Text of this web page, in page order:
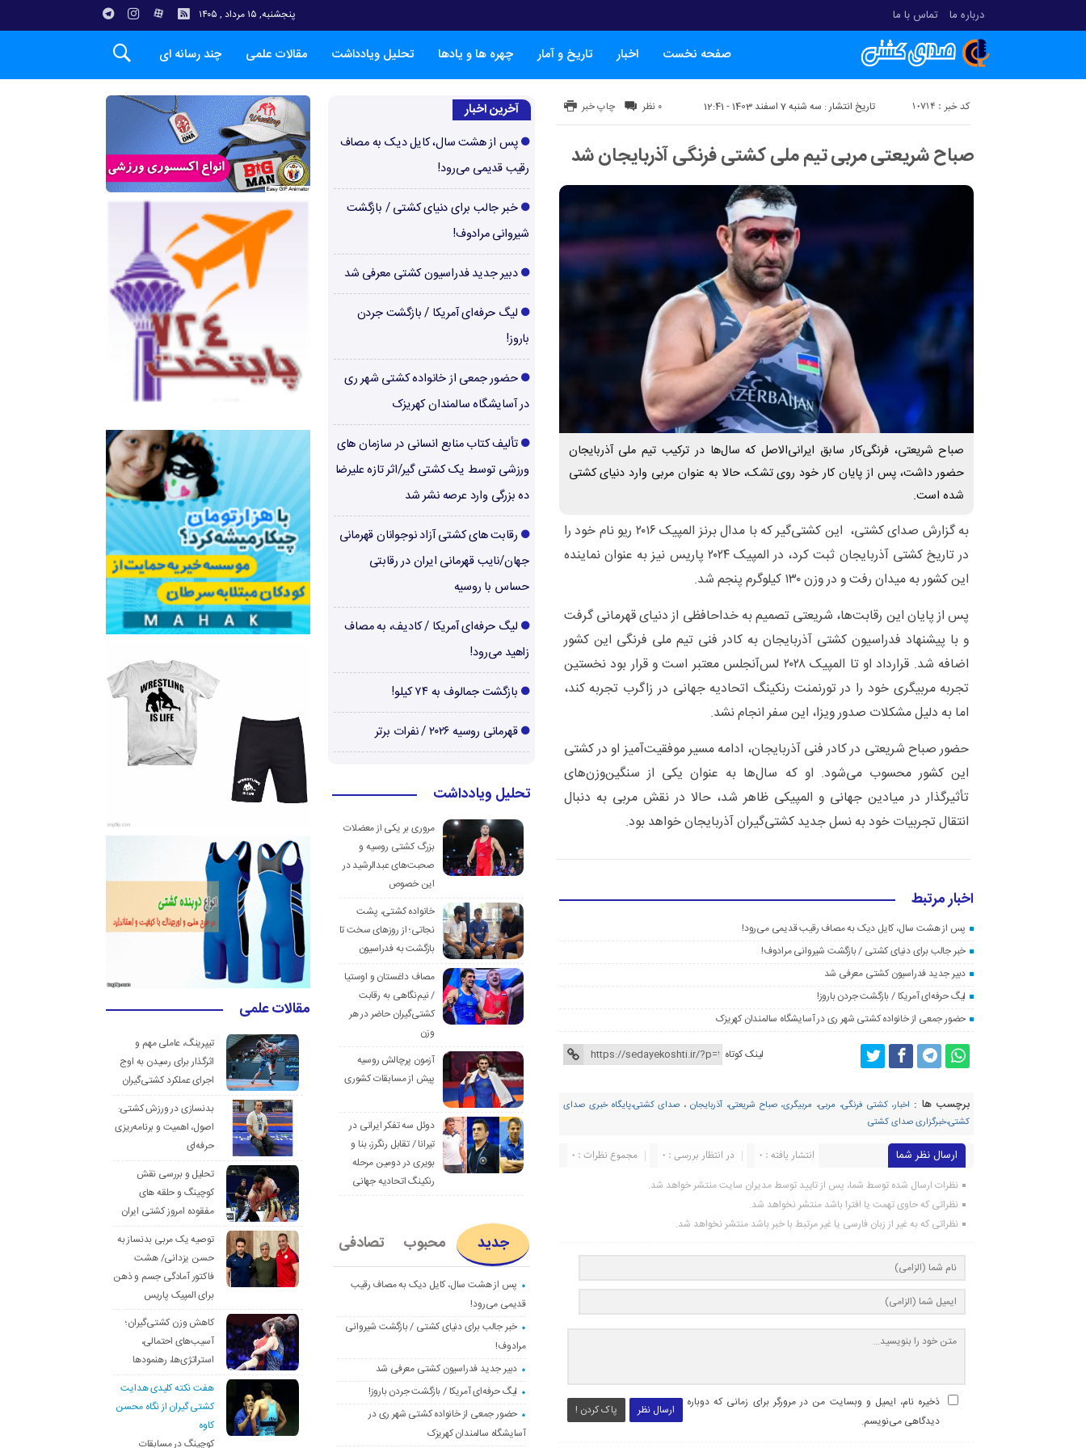
درباره ما تماس با ما پنجشنبه, ۱۵ مرداد , ۱۴۰۵
صفحه نخست اخبار تاریخ و آمار چهره ها و یادها تحلیل ویادداشت مقالات علمی چند رسانه ای
تاریخ انتشار : سه شنبه 7 اسفند 1403 - 12:41 کد خبر : 10714 چاپ خبر ۰ نظر
صباح شریعتی مربی تیم ملی کشتی فرنگی آذربایجان شد
صباح شریعتی، فرنگی‌کار سابق ایرانی‌الاصل که سال‌ها در ترکیب تیم ملی آذربایجان
حضور داشت، پس از پایان کار خود روی تشک، حالا به عنوان مربی وارد دنیای کشتی
شده است.
به گزارش صدای کشتی، این کشتی‌گیر که با مدال برنز المپیک ۲۰۱۶ ریو نام خود را
در تاریخ کشتی آذربایجان ثبت کرد، در المپیک ۲۰۲۴ پاریس نیز به عنوان نماینده
این کشور به میدان رفت و در وزن ۱۳۰ کیلوگرم پنجم شد.
پس از پایان این رقابت‌ها، شریعتی تصمیم به خداحافظی از دنیای قهرمانی گرفت
و با پیشنهاد فدراسیون کشتی آذربایجان به کادر فنی تیم ملی فرنگی این کشور
اضافه شد. قرارداد او تا المپیک ۲۰۲۸ لس‌آنجلس معتبر است و قرار بود نخستین
تجربه مربیگری خود را در تورنمنت رنکینگ اتحادیه جهانی در زاگرب تجربه کند،
اما به دلیل مشکلات صدور ویزا، این سفر انجام نشد.
حضور صباح شریعتی در کادر فنی آذربایجان، ادامه مسیر موفقیت‌آمیز او در کشتی
این کشور محسوب می‌شود. او که سال‌ها به عنوان یکی از سنگین‌وزن‌های
تأثیرگذار در میادین جهانی و المپیکی ظاهر شد، حالا در نقش مربی به دنبال
انتقال تجربیات خود به نسل جدید کشتی‌گیران آذربایجان خواهد بود.
اخبار مرتبط
پس از هشت سال، کایل دیک به مصاف رقیب قدیمی می‌رود!
خبر جالب برای دنیای کشتی / بازگشت شیروانی مرادوف!
دبیر جدید فدراسیون کشتی معرفی شد
لیگ حرفه‌ای آمریکا / بازگشت جردن باروز!
حضور جمعی از خانواده کشتی شهر ری در آسایشگاه سالمندان کهریزک
لینک کوتاه
برچسب ها : اخبار، کشتی فرنگی، مربی، مربیگری، صباح شریعتی، آذربایجان ، صدای کشتی،پایگاه خبری صدای
کشتی،خبرگزاری صدای کشتی
ارسال نظر شما مجموع نظرات : 0 در انتظار بررسی : 0 انتشار یافته : ۰
نظرات ارسال شده توسط شما، پس از تایید توسط مدیران سایت منتشر خواهد شد.
نظراتی که حاوی تهمت یا افترا باشد منتشر نخواهد شد.
نظراتی که به غیر از زبان فارسی یا غیر مرتبط با خبر باشد منتشر نخواهد شد.
ارسال نظر پاک کردن !
ذخیره نام، ایمیل و وبسایت من در مرورگر برای زمانی که دوباره
دیدگاهی می‌نویسم.
آخرین اخبار
پس از هشت سال، کایل دیک به مصاف
رقیب قدیمی می‌رود!
خبر جالب برای دنیای کشتی / بازگشت
شیروانی مرادوف!
دبیر جدید فدراسیون کشتی معرفی شد
لیگ حرفه‌ای آمریکا / بازگشت جردن
باروز!
حضور جمعی از خانواده کشتی شهر ری
در آسایشگاه سالمندان کهریزک
تألیف کتاب منابع انسانی در سازمان های
ورزشی توسط یک کشتی گیر/اثر تازه علیرضا
ده بزرگی وارد عرصه نشر شد
رقابت های کشتی آزاد نوجوانان قهرمانی
جهان/نایب قهرمانی ایران در رقابتی
حساس با روسیه
لیگ حرفه‌ای آمریکا / کادیف، به مصاف
زاهید می‌رود!
بازگشت جمالوف به ۷۴ کیلو!
قهرمانی روسیه ۲۰۲۶ / نفرات برتر
تحلیل ویادداشت
مروری بر یکی از معضلات
بزرگ کشتی روسیه و
صحبت‌های عبدالرشید در
این خصوص
خانواده کشتی، پشت
نجاتی؛ از روزهای سخت تا
بازگشت به فدراسیون
مصاف داغستان و اوستیا
/ نیم‌نگاهی به رقابت
کشتی‌گیران حاضر در هر
وزن
آزمون پرچالش روسیه
پیش از مسابقات کشوری
دوئل سه تفکر ایرانی در
تیرانا / تقابل رنگرز، بنا و
بویری در دومین مرحله
رنکینگ اتحادیه جهانی
جدید محبوب تصادفی
پس از هشت سال، کایل دیک به مصاف رقیب
قدیمی می‌رود!
خبر جالب برای دنیای کشتی / بازگشت شیروانی
مرادوف!
دبیر جدید فدراسیون کشتی معرفی شد
لیگ حرفه‌ای آمریکا / بازگشت جردن باروز!
حضور جمعی از خانواده کشتی شهر ری در
آسایشگاه سالمندان کهریزک
مقالات علمی
تیپرینگ، عاملی مهم و
اثرگذار برای رسیدن به اوج
اجرای عملکرد کشتی‌گیران
بدنسازی در ورزش کشتی:
اصول، اهمیت و برنامه‌ریزی
حرفه‌ای
تحلیل و بررسی نقش
کوچینگ و حلقه های
مفقوده امروز کشتی ایران
توصیه یک مربی بدنساز به
حسن یزدانی/ هشت
فاکتور آمادگی جسم و ذهن
برای المپیک پاریس
کاهش وزن کشتی‌گیران؛
آسیب‌های احتمالی،
استراتژی‌ها، رهنمودها
هفت نکته کلیدی هدایت
کشتی گیران از نگاه محسن
کاوه
کوچینگ در مسابقات